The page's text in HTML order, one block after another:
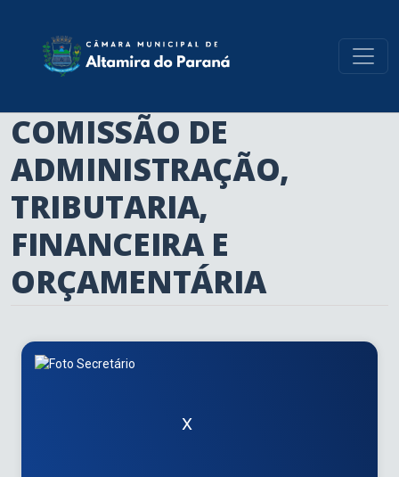
COMISSÃO DE
ADMINISTRAÇÃO,
TRIBUTARIA,
FINANCEIRA E
ORÇAMENTÁRIA
X